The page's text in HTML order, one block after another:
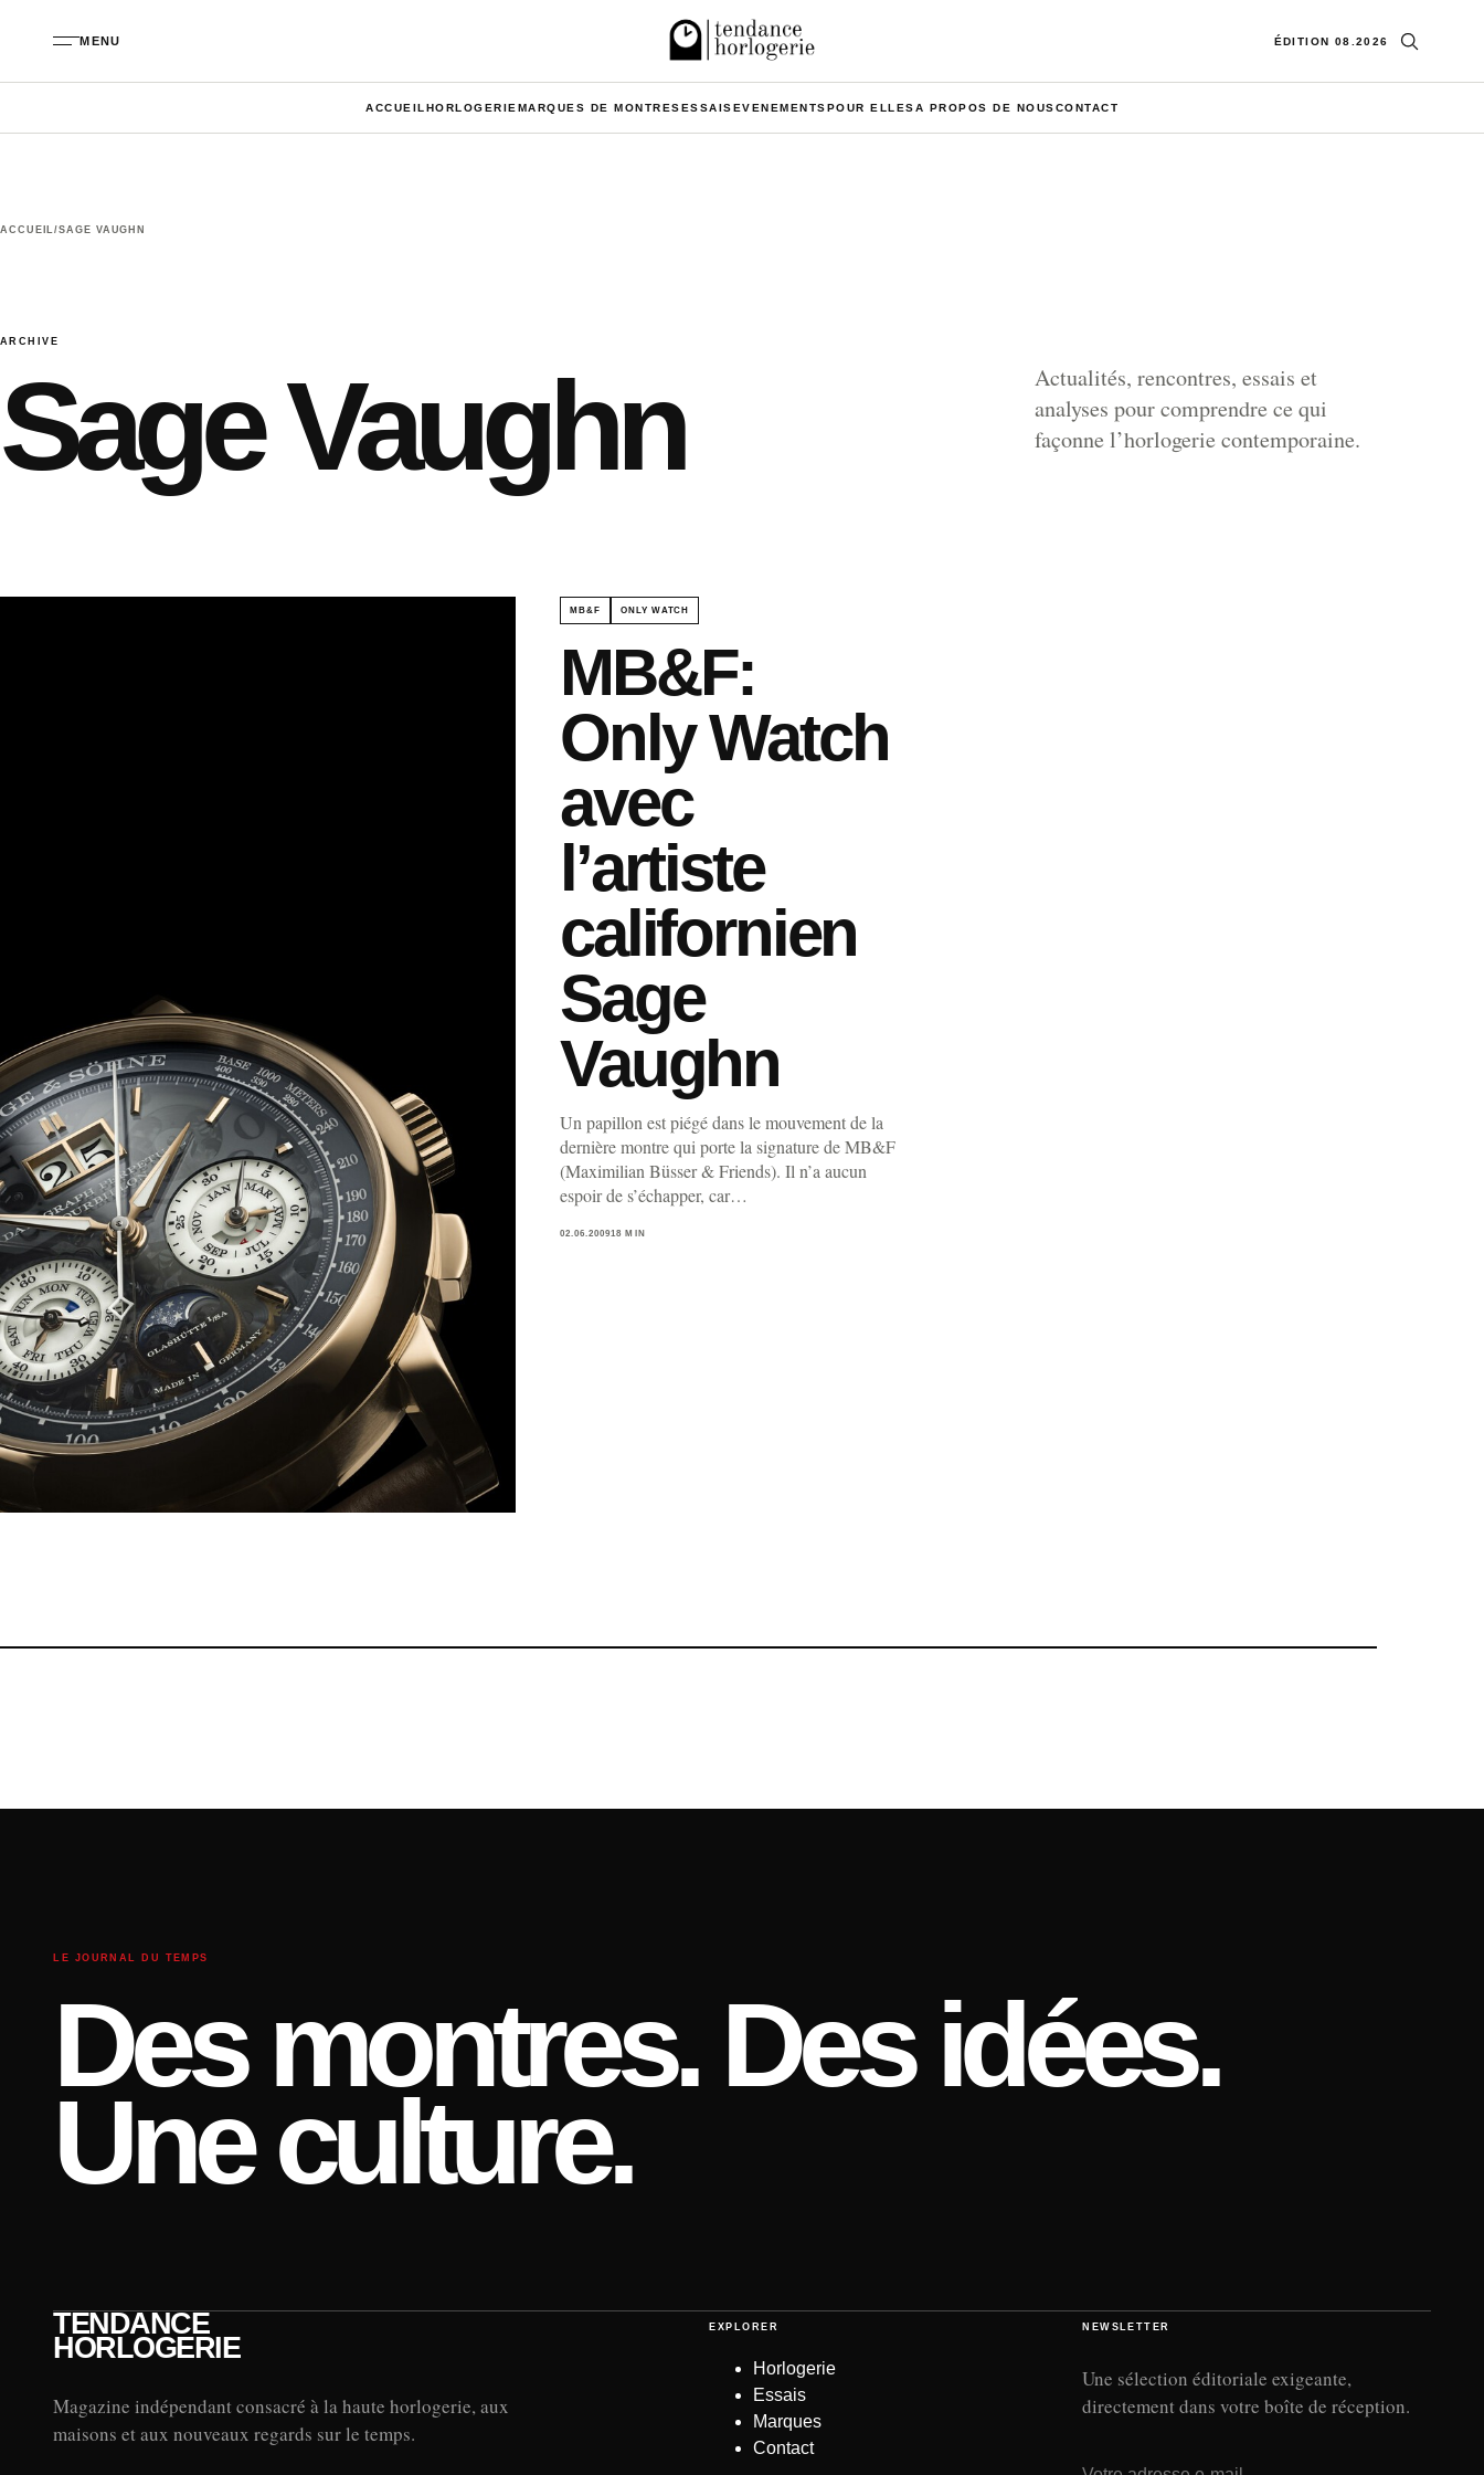
MENU ÉDITION 08.2026 Ouvrir la
ACCUEIL HORLOGERIE MARQUES DE MONTRESESSAISEVENEMENTSPOUR ELLESA PROPOS DE NOUSCONTACT
ACCUEIL/SAGE VAUGHN
ARCHIVE
Sage Vaughn
Actualités, rencontres, essais et
analyses pour comprendre ce qui
façonne l’horlogerie contemporaine.
MB&F ONLY WATCH
MB&F:
Only Watch
avec
l’artiste
californien
Sage
Vaughn
Un papillon est piégé dans le mouvement de la
dernière montre qui porte la signature de MB&F
(Maximilian Büsser & Friends). Il n’a aucun
espoir de s’échapper, car…
02.06.200918 MIN
LE JOURNAL DU TEMPS
Des montres. Des idées.
Une culture.
TENDANCE
HORLOGERIE
Magazine indépendant consacré à la haute horlogerie, aux
maisons et aux nouveaux regards sur le temps.
EXPLORER
Horlogerie
Essais
Marques
Contact
NEWSLETTER
Une sélection éditoriale exigeante,
directement dans votre boîte de réception.